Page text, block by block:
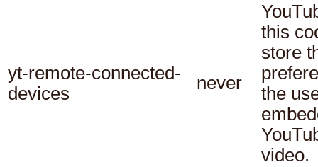
yt-remote-connected-
devices
never
this
store
the
video.